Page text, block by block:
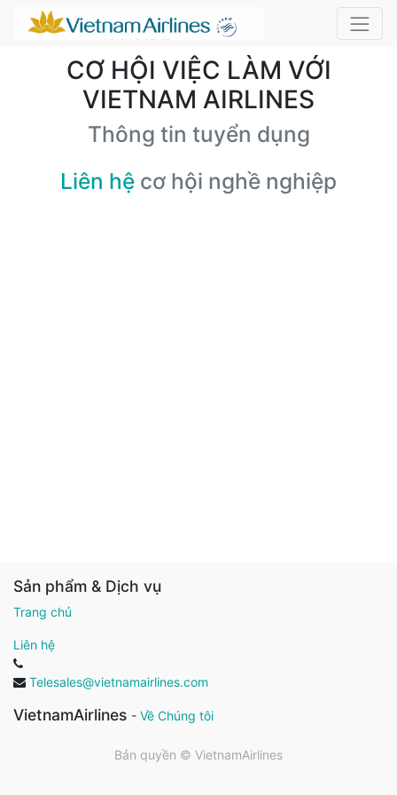
CƠ HỘI VIỆC LÀM VỚI
VIETNAM AIRLINES
Thông tin tuyển dụng
Liên hệ cơ hội nghề nghiệp
Sản phẩm & Dịch vụ
Trang chủ
Liên hệ
Telesales@vietnamairlines.com
VietnamAirlines - Về Chúng tôi
Bản quyền © VietnamAirlines